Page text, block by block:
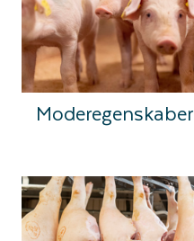
Moderegenskaber